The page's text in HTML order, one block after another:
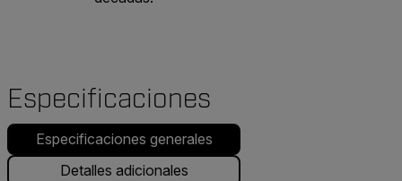
Especificaciones
Especificaciones generales
Detalles adicionales